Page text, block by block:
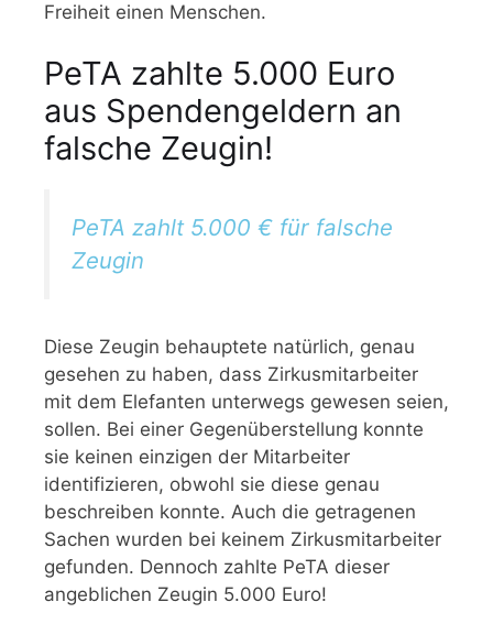
Freiheit einen Menschen.
PeTA zahlte 5.000 Euro
aus Spendengeldern an
falsche Zeugin!
PeTA zahlt 5.000 € für falsche
Zeugin
Diese Zeugin behauptete natürlich, genau
gesehen zu haben, dass Zirkusmitarbeiter
mit dem Elefanten unterwegs gewesen seien,
sollen. Bei einer Gegenüberstellung konnte
sie keinen einzigen der Mitarbeiter
identifizieren, obwohl sie diese genau
beschreiben konnte. Auch die getragenen
Sachen wurden bei keinem Zirkusmitarbeiter
gefunden. Dennoch zahlte PeTA dieser
angeblichen Zeugin 5.000 Euro!